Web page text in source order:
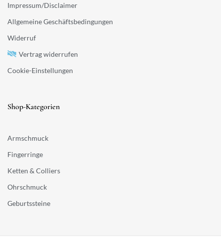
Impressum/Disclaimer
Allgemeine Geschäftsbedingungen
Widerruf
Vertrag widerrufen
Cookie-Einstellungen
Shop-Kategorien
Armschmuck
Fingerringe
Ketten & Colliers
Ohrschmuck
Geburtssteine